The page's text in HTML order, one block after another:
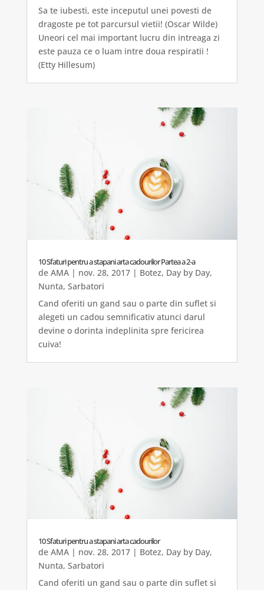
Sa te iubesti, este inceputul unei povesti de
dragoste pe tot parcursul vietii! (Oscar Wilde)
Uneori cel mai important lucru din intreaga zi
este pauza ce o luam intre doua respiratii !
(Etty Hillesum)
10 Sfaturi pentru a stapani arta cadourilor Partea a 2-a
de AMA| nov. 28, 2017| Botez, Day by Day,
Nunta, Sarbatori
Cand oferiti un gand sau o parte din suflet si
alegeti un cadou semnificativ atunci darul
devine o dorinta indeplinita spre fericirea
cuiva!
10 Sfaturi pentru a stapani arta cadourilor
de AMA| nov. 28, 2017| Botez, Day by Day,
Nunta, Sarbatori
Cand oferiti un gand sau o parte din suflet si